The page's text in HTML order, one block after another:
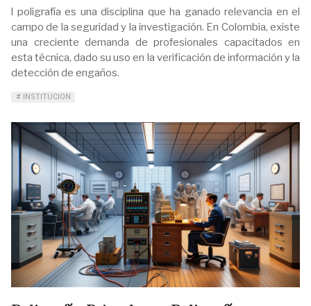
l poligrafía es una disciplina que ha ganado relevancia en el
campo de la seguridad y la investigación. En Colombia, existe
una creciente demanda de profesionales capacitados en
esta técnica, dado su uso en la verificación de información y la
detección de engaños.
INSTITUCION